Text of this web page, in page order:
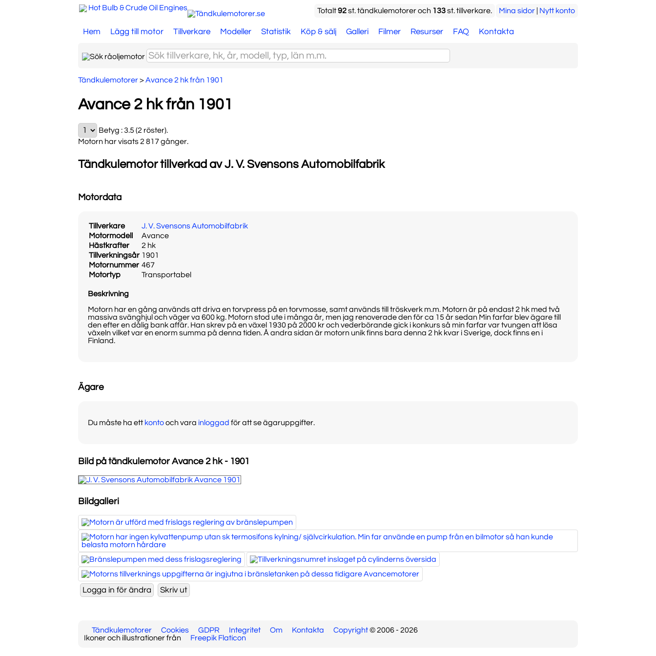
Mina sidor Nytt konto
Totalt92st. tändkulemotorer och 133st. tillverkare.
Hot Bulb & Crude Oil Engines
Hem Lägg till motor Tillverkare Modeller Statistik Köp & sälj Galleri Filmer Resurser FAQ Kontakta
Tändkulemotorer>Avance 2 hk från 1901
Avance 2 hk från 1901
Betyg :3.5 (2 röster).
Motorn har visats 2 817 gånger.
Tändkulemotor tillverkad av J. V. Svensons Automobilfabrik
Motordata
Tillverkare
J. V. Svensons Automobilfabrik
Motormodell
Avance
Hästkrafter
2 hk
Tillverkningsår 1901
Motornummer 467
Motortyp
Transportabel
Beskrivning
Motorn har en gång används att driva en torvpress på en torvmosse, samt används till tröskverk m.m. Motorn är på endast 2 hk med två
massiva svänghjul och väger va 600 kg. Motorn stod ute i många år, men jag renoverade den för ca 15 år sedan Min farfar blev ägare till
den efter en dålig bank affär. Han skrev på en växel 1930 på 2000 kr och vederbörande gick i konkurs så min farfar var tvungen att lösa
växeln vilket var en enorm summa på denna tiden. Å andra sidan är motorn unik finns bara denna 2 hk kvar i Sverige, dock finns en i
Finland.
Ägare
Du måste ha ett kontooch vara inloggad för att se ägaruppgifter.
Bild på tändkulemotor Avance 2 hk - 1901
Bildgalleri
Tändkulemotorer Cookies GDPR Integritet Om Kontakta Copyright© 2006 - 2026
Ikoner och illustrationer från
Freepik Flaticon